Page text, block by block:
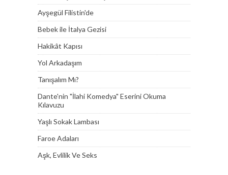
Ayşegül Filistin'de
Bebek ile İtalya Gezisi
Hakikât Kapısı
Yol Arkadaşım
Tanışalım Mı?
Dante'nin "İlahi Komedya" Eserini Okuma
Kılavuzu
Yaşlı Sokak Lambası
Faroe Adaları
Aşk, Evlilik Ve Seks